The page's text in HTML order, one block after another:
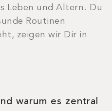
Leben und Altern. Du
Routinen
zeigen wir Dir in
warum es zentral